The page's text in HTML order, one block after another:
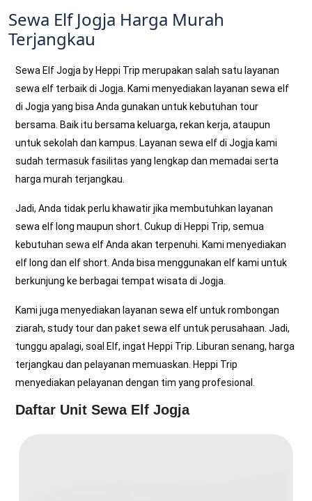
Sewa Elf Jogja Harga Murah
Terjangkau
Sewa Elf Jogja by Heppi Trip merupakan salah satu layanan
sewa elf terbaik di Jogja. Kami menyediakan layanan sewa elf
di Jogja yang bisa Anda gunakan untuk kebutuhan tour
bersama. Baik itu bersama keluarga, rekan kerja, ataupun
untuk sekolah dan kampus. Layanan sewa elf di Jogja kami
sudah termasuk fasilitas yang lengkap dan memadai serta
harga murah terjangkau.
Jadi, Anda tidak perlu khawatir jika membutuhkan layanan
sewa elf long maupun short. Cukup di Heppi Trip, semua
kebutuhan sewa elf Anda akan terpenuhi. Kami menyediakan
elf long dan elf short. Anda bisa menggunakan elf kami untuk
berkunjung ke berbagai tempat wisata di Jogja.
Kami juga menyediakan layanan sewa elf untuk rombongan
ziarah, study tour dan paket sewa elf untuk perusahaan. Jadi,
tunggu apalagi, soal Elf, ingat Heppi Trip. Liburan senang, harga
terjangkau dan pelayanan memuaskan. Heppi Trip
menyediakan pelayanan dengan tim yang profesional.
Daftar Unit Sewa Elf Jogja